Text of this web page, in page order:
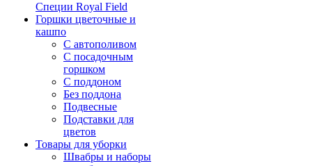
Специи Royal Field
Горшки цветочные и
кашпо
С автополивом
С посадочным
горшком
С поддоном
Без поддона
Подвесные
Подставки для
цветов
Товары для уборки
Швабры и наборы